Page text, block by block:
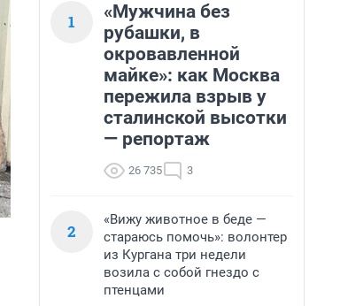
1
«Мужчина без
рубашки, в
окровавленной
майке»: как Москва
пережила взрыв у
сталинской высотки
— репортаж
26 735 3
2
«Вижу животное в беде —
стараюсь помочь»: волонтер
из Кургана три недели
возила с собой гнездо с
птенцами